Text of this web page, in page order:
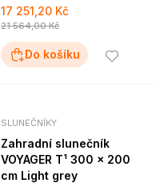
17 251,20 Kč
21 564,00 Kč
Do košíku
SLUNEČNÍKY
Zahradní slunečník
VOYAGER T¹ 300 x 200
cm Light grey